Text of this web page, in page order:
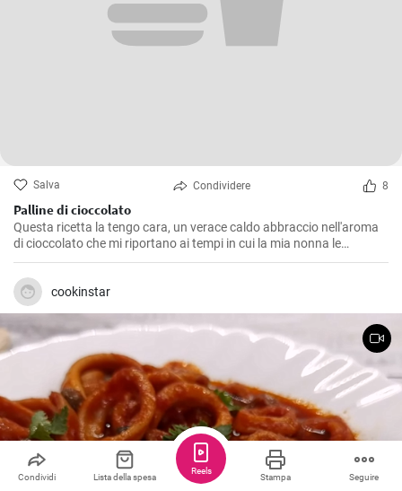
Salva Condividere 8
Palline di cioccolato
Questa ricetta la tengo cara, un verace caldo abbraccio nell'aroma
di cioccolato che mi riportano ai tempi in cui la mia nonna le
preparava durante le festività. Le Palline di Cioccolato sono semplici
da realizzare, ma non per questo meno deliziose. Perfette da servire
come dolcetto a fine pasto o per un snack pomeridiano, sono
caratterizzate da un sapore intenso e una consistenza morbida che
si scioglie in bocca, un vero e proprio peccato di gola!
cookinstar
Condividi Lista della spesa Stampa Seguire
Reels